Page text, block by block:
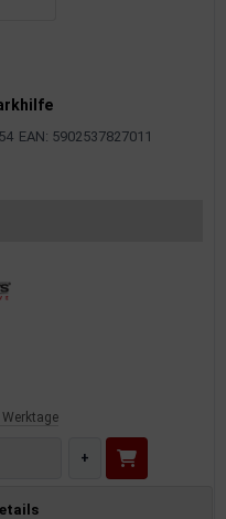
EAN: 5902537827011
Werktage
+